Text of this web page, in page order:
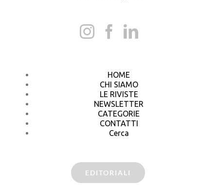
HOME
CHI SIAMO
LE RIVISTE
NEWSLETTER
CATEGORIE
CONTATTI
Cerca
EDITORIALI